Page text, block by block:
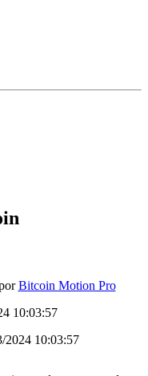
Bitcoin Motion Pro
10:03:57
2024 10:03:57